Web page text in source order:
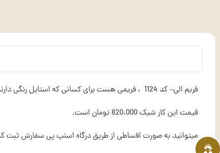
فریم الی– کد 1124 ، فریمی هست برای کسانی که استایل رنگی دارند مناسب است . اگر صورتی با سایز کوچک و متوسط دارید این فریم مناسب صورت شماست.
قیمت این کار شیک 820،000 تومان است.
میتوانید به صورت اقساطی از طریق درگاه اسنپ پی سفارش ثبت